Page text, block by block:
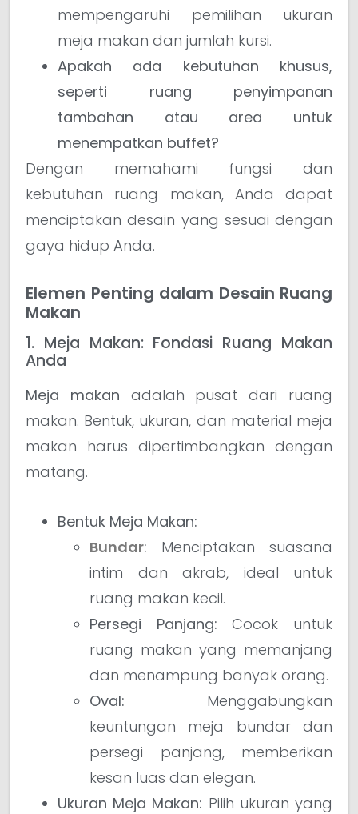
mempengaruhi pemilihan ukuran
meja makan dan jumlah kursi.
Apakah ada kebutuhan khusus,
seperti ruang penyimpanan
tambahan atau area untuk
menempatkan buffet?
Dengan memahami fungsi dan
kebutuhan ruang makan, Anda dapat
menciptakan desain yang sesuai dengan
gaya hidup Anda.
Elemen Penting dalam Desain Ruang
Makan
1. Meja Makan: Fondasi Ruang Makan
Anda
Meja makan adalah pusat dari ruang
makan. Bentuk, ukuran, dan material meja
makan harus dipertimbangkan dengan
matang.
Bentuk Meja Makan:
Bundar: Menciptakan suasana
intim dan akrab, ideal untuk
ruang makan kecil.
Persegi Panjang: Cocok untuk
ruang makan yang memanjang
dan menampung banyak orang.
Oval: Menggabungkan
keuntungan meja bundar dan
persegi panjang, memberikan
kesan luas dan elegan.
Ukuran Meja Makan: Pilih ukuran yang